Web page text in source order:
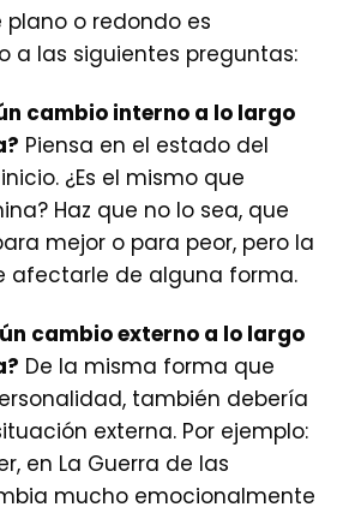
plano o redondo es
a las siguientes preguntas:
cambio interno a lo largo
Piensa en el estado del
¿Es el mismo que
Haz que no lo sea, que
mejor o para peor, pero la
afectarle de alguna forma.
cambio externo a lo largo
De la misma forma que
también debería
externa. Por ejemplo:
en La Guerra de las
mucho emocionalmente